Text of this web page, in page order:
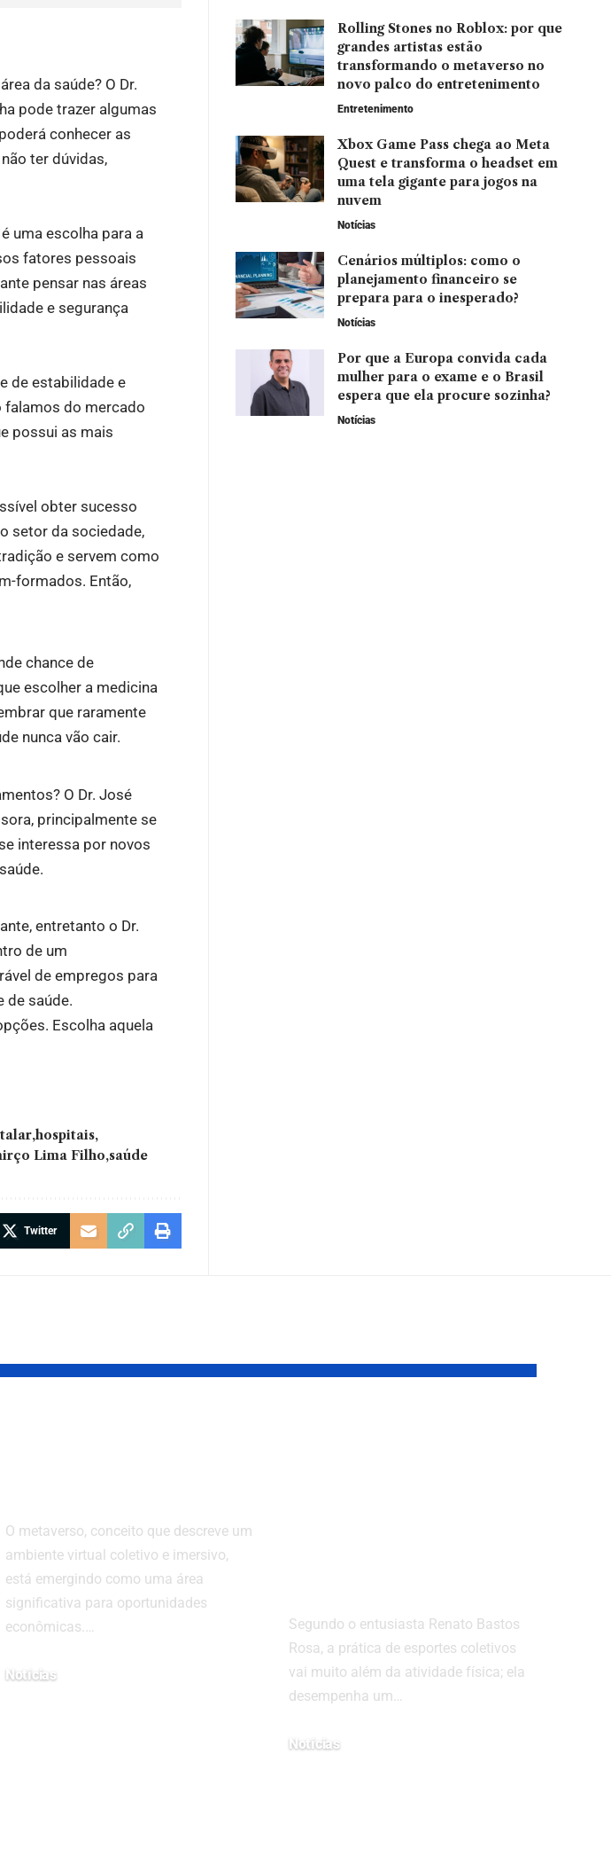
da saúde? O Dr.
pode trazer algumas
conhecer as
ter dúvidas,
uma escolha para a
fatores pessoais
pensar nas áreas
e segurança
de estabilidade e
falamos do mercado
possui as mais
obter sucesso
setor da sociedade,
e servem como
formados. Então,
chance de
escolher a medicina
que raramente
nunca vão cair.
O Dr. José
principalmente se
interessa por novos
entretanto o Dr.
de um
de empregos para
de saúde.
Escolha aquela
hospitais
Lima Filho saúde
Twitter
Rolling Stones no Roblox: por que
grandes artistas estão
transformando o metaverso no
novo palco do entretenimento
Entretenimento
Xbox Game Pass chega ao Meta
Quest e transforma o headset em
uma tela gigante para jogos na
nuvem
Notícias
Cenários múltiplos: como o
planejamento financeiro se
prepara para o inesperado?
Notícias
Por que a Europa convida cada
mulher para o exame e o Brasil
espera que ela procure sozinha?
Notícias
O metaverso, conceito que descreve um
ambiente virtual coletivo e imersivo,
está emergindo como uma área
significativa para oportunidades
econômicas.…
Notícias
Segundo o entusiasta Renato Bastos
Rosa, a prática de esportes coletivos
vai muito além da atividade física; ela
desempenha um…
Notícias